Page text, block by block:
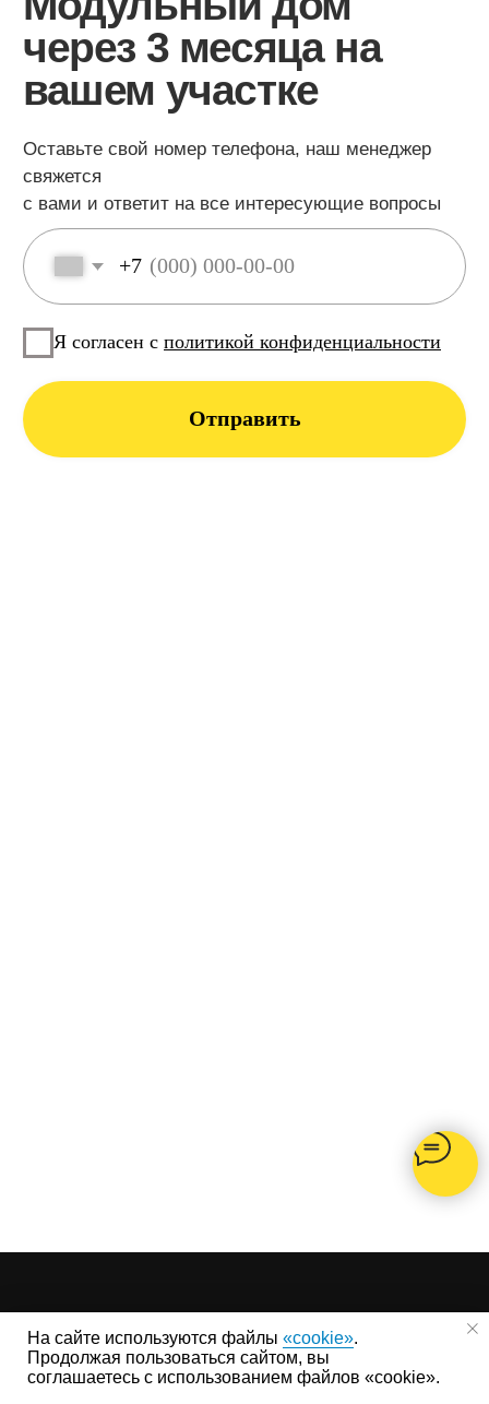
FL-Haus в Москве
+7(499)677-16-22
На сайте используются файлы «cookie».
Продолжая пользоваться сайтом, вы
соглашаетесь с использованием файлов «cookie».